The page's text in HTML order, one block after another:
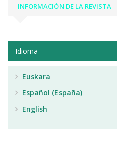
INFORMACIÓN DE LA REVISTA
Idioma
Euskara
Español (España)
English